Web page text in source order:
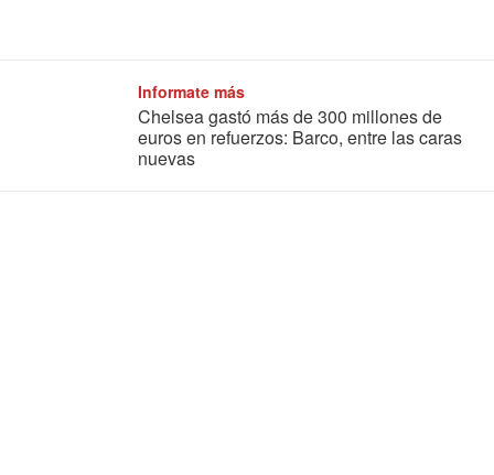
Informate más
Chelsea gastó más de 300 millones de
euros en refuerzos: Barco, entre las caras
nuevas